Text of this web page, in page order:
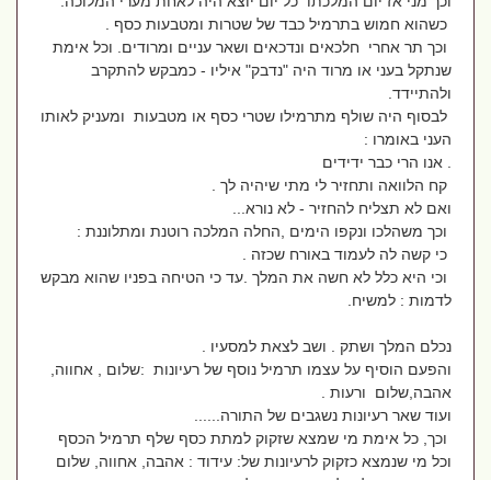
כשהוא חמוש בתרמיל כבד של שטרות ומטבעות כסף .
וכך תר אחרי חלכאים ונדכאים ושאר עניים ומרודים. וכל אימת
שנתקל בעני או מרוד היה "נדבק" איליו - כמבקש להתקרב
ולהתיידד.
לבסוף היה שולף מתרמילו שטרי כסף או מטבעות ומעניק לאותו
העני באומרו :
. אנו הרי כבר ידידים
קח הלוואה ותחזיר לי מתי שיהיה לך .
ואם לא תצליח להחזיר - לא נורא...
וכך משהלכו ונקפו הימים ,החלה המלכה רוטנת ומתלוננת :
כי קשה לה לעמוד באורח שכזה .
וכי היא כלל לא חשה את המלך .עד כי הטיחה בפניו שהוא מבקש
לדמות : למשיח.
נכלם המלך ושתק . ושב לצאת למסעיו .
והפעם הוסיף על עצמו תרמיל נוסף של רעיונות :שלום , אחווה,
אהבה,שלום ורעות .
ועוד שאר רעיונות נשגבים של התורה......
וכך, כל אימת מי שמצא שזקוק למתת כסף שלף תרמיל הכסף
וכל מי שנמצא כזקוק לרעיונות של: עידוד : אהבה, אחווה, שלום